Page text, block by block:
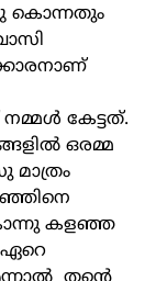
കൊന്നതും
കേട്ടത്.
ഒരമ്മ
കളഞ്ഞ
ഏറെ